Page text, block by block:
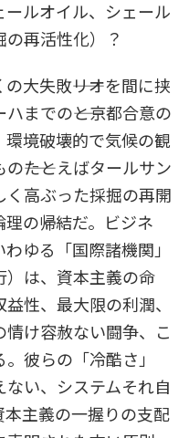
ールオイル、シェール
再活性化）？
大失敗――リオを間に挟
までの――と京都合意の
境破壊的で気候の観
――たとえばタールサン
く高ぶった採掘の再開
の帰結だ。ビジネ
ゆる「国際諸機関」
）は、資本主義の命
性、最大限の利潤、
け容赦ない闘争、こ
彼らの「冷酷さ」
い、システムそれ自
主義の一握りの支配